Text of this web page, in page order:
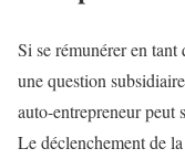
Si se rémunérer en tant
une question
auto-entrepreneur peut
Le déclenchement de